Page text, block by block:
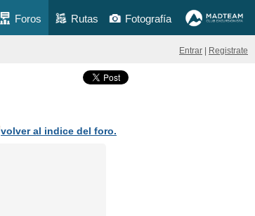
Foros Rutas Fotografía
Entrar Registrate
volver al indice del foro.